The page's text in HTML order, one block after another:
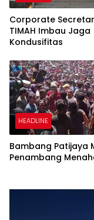
Corporate
TIMAH Imbau Jaga
Kondusifitas
HEADLINE
Bambang Patijaya
Penambang